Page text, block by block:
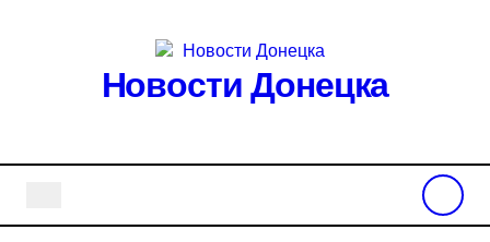
Новости Донецка